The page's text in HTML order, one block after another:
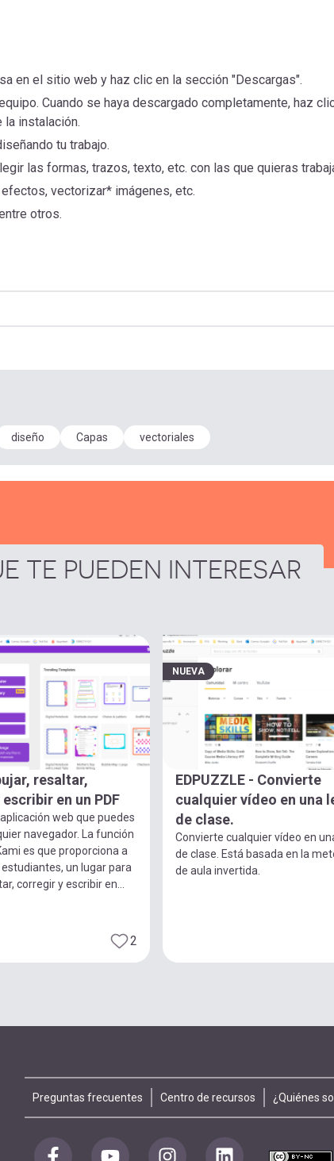
en el sitio web y haz clic en la sección "Descargas".
Cuando se haya descargado completamente, haz
la instalación.
tu trabajo.
las formas, trazos, texto, etc. con las que quieras
vectorizar* imágenes, etc.
otros.
diseño Capas vectoriales
TE PUEDEN INTERESAR
resaltar,
en un PDF
web que puedes
navegador. La función
es que proporciona a
un lugar para
corregir y escribir en...
2
EDPUZZLE - Convierte
cualquier vídeo en una
de clase.
NUEVA
Convierte cualquier vídeo en
de clase. Está basada en la
de aula invertida.
Footer
menu
Preguntas frecuentes Centro de recursos ¿Quiénes